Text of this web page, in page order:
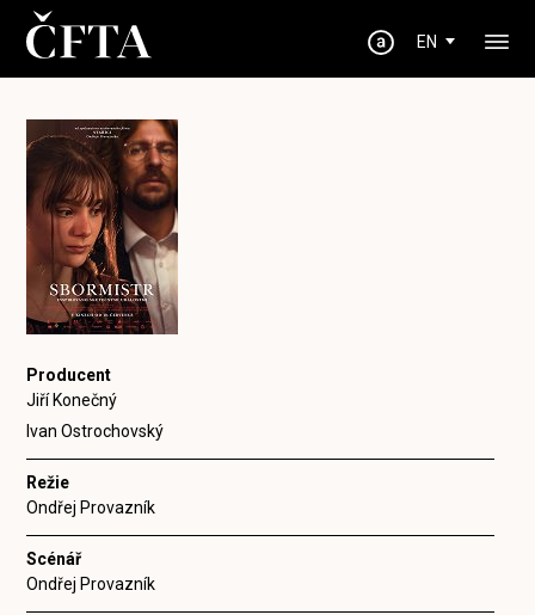
EN
Producent
Jiří Konečný
Ivan Ostrochovský
Režie
Ondřej Provazník
Scénář
Ondřej Provazník